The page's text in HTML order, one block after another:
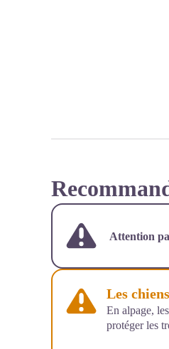
Attention
Les
En alpage,
protéger les